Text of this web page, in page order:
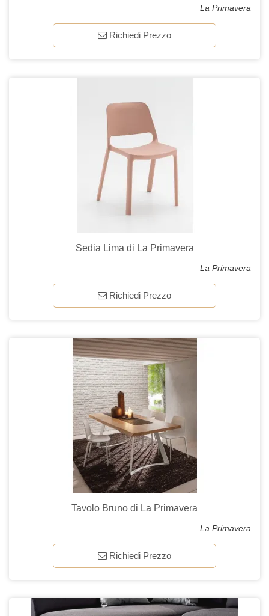
La Primavera
Richiedi Prezzo
Sedia Lima di La Primavera
La Primavera
Richiedi Prezzo
Tavolo Bruno di La Primavera
La Primavera
Richiedi Prezzo